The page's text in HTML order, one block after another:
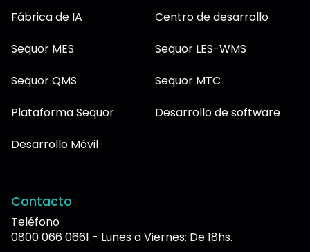
Fábrica de IA
Centro de desarrollo
Sequor MES
Sequor LES-WMS
Sequor QMS
Sequor MTC
Plataforma Sequor
Desarrollo de software
Desarrollo Móvil
Contacto
Teléfono
0800 066 0661 - Lunes a Viernes: De 18hs.